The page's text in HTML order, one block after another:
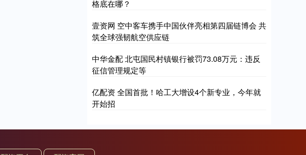
格底在哪？
壹资网 空中客车携手中国伙伴亮相第四届链博会 共
筑全球强韧航空供应链
中华金配 北屯国民村镇银行被罚73.08万元：违反
征信管理规定等
亿配资 全国首批！哈工大增设4个新专业，今年就
开始招